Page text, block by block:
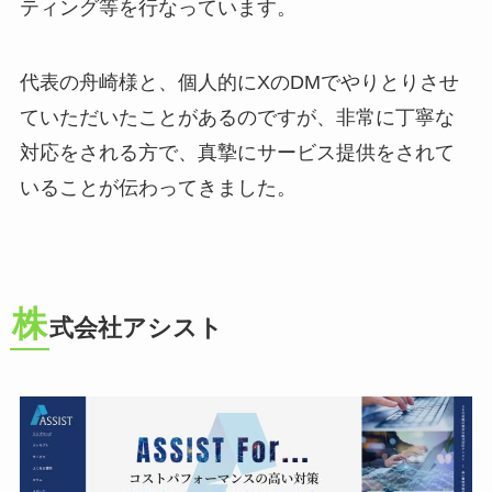
ティング等を行なっています。
代表の舟崎様と、個人的にXのDMでやりとりさせ
ていただいたことがあるのですが、非常に丁寧な
対応をされる方で、真摯にサービス提供をされて
いることが伝わってきました。
株式会社アシスト